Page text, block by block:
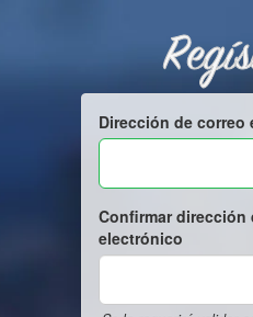
Dirección de correo
Confirmar dirección
electrónico